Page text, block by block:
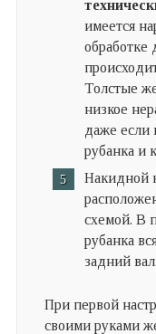
имеется
обработке
Толстые
низкое
даже если
рубанка и
Накидной
схемой. В
рубанка
задний вал.
При первой
своими руками